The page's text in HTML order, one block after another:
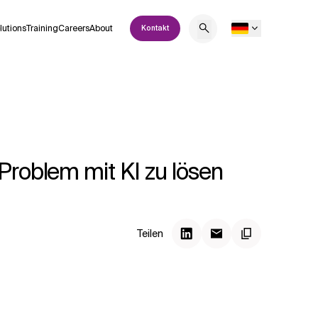
TrainingCareersAbout Kontakt
mit KI zu lösen
Teilen